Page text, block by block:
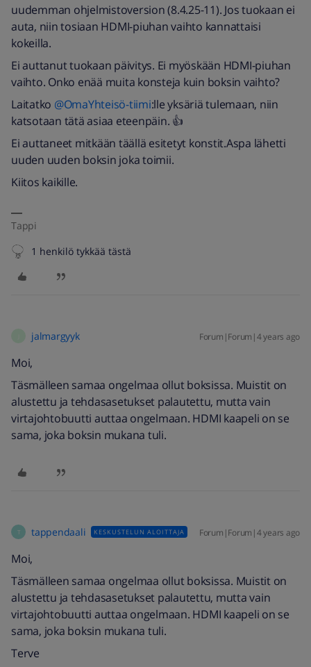
uudemman ohjelmistoversion (8.4.25-11). Jos tuokaan ei
auta, niin tosiaan HDMI-piuhan vaihto kannattaisi
kokeilla.
Ei auttanut tuokaan päivitys. Ei myöskään HDMI-piuhan
vaihto. Onko enää muita konsteja kuin boksin vaihto?
Laitatko @OmaYhteisö-tiimi:lle yksäriä tulemaan, niin
katsotaan tätä asiaa eteenpäin. 👍
Ei auttaneet mitkään täällä esitetyt konstit.Aspa lähetti
uuden uuden boksin joka toimii.
Kiitos kaikille.
Tappi
1 henkilö tykkää tästä
jalmargyyk Forum|Forum|4 years ago
Moi,
Täsmälleen samaa ongelmaa ollut boksissa. Muistit on
alustettu ja tehdasasetukset palautettu, mutta vain
virtajohtobuutti auttaa ongelmaan. HDMI kaapeli on se
sama, joka boksin mukana tuli.
T tappendaali KESKUSTELUN ALOITTAJA Forum|Forum|4 years ago
Moi,
Täsmälleen samaa ongelmaa ollut boksissa. Muistit on
alustettu ja tehdasasetukset palautettu, mutta vain
virtajohtobuutti auttaa ongelmaan. HDMI kaapeli on se
sama, joka boksin mukana tuli.
Terve